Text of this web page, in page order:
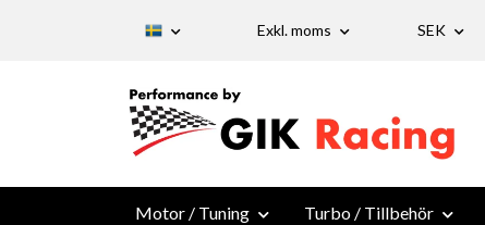
Exkl. moms SEK
Motor / Tuning Turbo / Tillbehör